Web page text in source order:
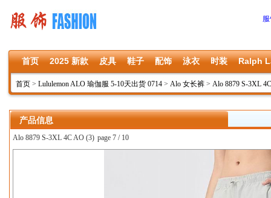
首页 2025 新款 皮具 鞋子 配饰 泳衣 时装 Ralph
首页 > Lululemon ALO 瑜伽服 5-10天出货 0714 > Alo 女长裤 > Alo 8879 S-3XL
产品信息
Alo 8879 S-3XL 4C AO (3) page 7 / 10